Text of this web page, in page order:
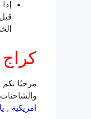
مرحبًا
امريكية ,